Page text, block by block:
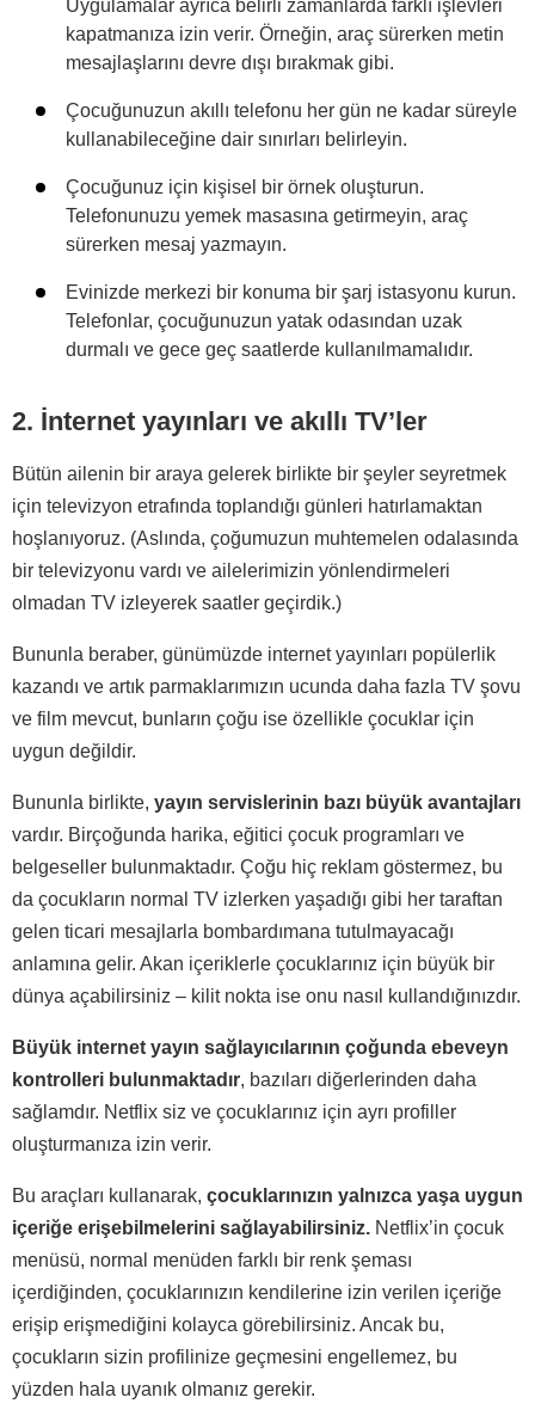
Uygulamalar ayrıca belirli zamanlarda farklı işlevleri
kapatmanıza izin verir. Örneğin, araç sürerken metin
mesajlaşlarını devre dışı bırakmak gibi.
Çocuğunuzun akıllı telefonu her gün ne kadar süreyle
kullanabileceğine dair sınırları belirleyin.
Çocuğunuz için kişisel bir örnek oluşturun.
Telefonunuzu yemek masasına getirmeyin, araç
sürerken mesaj yazmayın.
Evinizde merkezi bir konuma bir şarj istasyonu kurun.
Telefonlar, çocuğunuzun yatak odasından uzak
durmalı ve gece geç saatlerde kullanılmamalıdır.
2. İnternet yayınları ve akıllı TV’ler
Bütün ailenin bir araya gelerek birlikte bir şeyler seyretmek
için televizyon etrafında toplandığı günleri hatırlamaktan
hoşlanıyoruz. (Aslında, çoğumuzun muhtemelen odalasında
bir televizyonu vardı ve ailelerimizin yönlendirmeleri
olmadan TV izleyerek saatler geçirdik.)
Bununla beraber, günümüzde internet yayınları popülerlik
kazandı ve artık parmaklarımızın ucunda daha fazla TV şovu
ve film mevcut, bunların çoğu ise özellikle çocuklar için
uygun değildir.
Bununla birlikte, yayın servislerinin bazı büyük avantajları
vardır. Birçoğunda harika, eğitici çocuk programları ve
belgeseller bulunmaktadır. Çoğu hiç reklam göstermez, bu
da çocukların normal TV izlerken yaşadığı gibi her taraftan
gelen ticari mesajlarla bombardımana tutulmayacağı
anlamına gelir. Akan içeriklerle çocuklarınız için büyük bir
dünya açabilirsiniz – kilit nokta ise onu nasıl kullandığınızdır.
Büyük internet yayın sağlayıcılarının çoğunda ebeveyn
kontrolleri bulunmaktadır, bazıları diğerlerinden daha
sağlamdır. Netflix siz ve çocuklarınız için ayrı profiller
oluşturmanıza izin verir.
Bu araçları kullanarak, çocuklarınızın yalnızca yaşa uygun
içeriğe erişebilmelerini sağlayabilirsiniz. Netflix’in çocuk
menüsü, normal menüden farklı bir renk şeması
içerdiğinden, çocuklarınızın kendilerine izin verilen içeriğe
erişip erişmediğini kolayca görebilirsiniz. Ancak bu,
çocukların sizin profilinize geçmesini engellemez, bu
yüzden hala uyanık olmanız gerekir.